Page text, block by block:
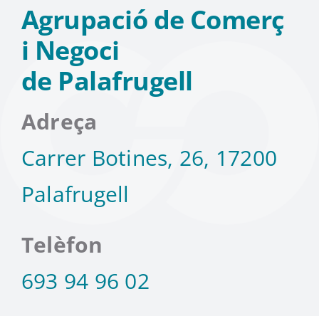
Instagram
TikTok
Youtube
Agrupació de Comerç
i Negoci
de Palafrugell
Adreça
Carrer Botines, 26, 17200
Palafrugell
Telèfon
693 94 96 02